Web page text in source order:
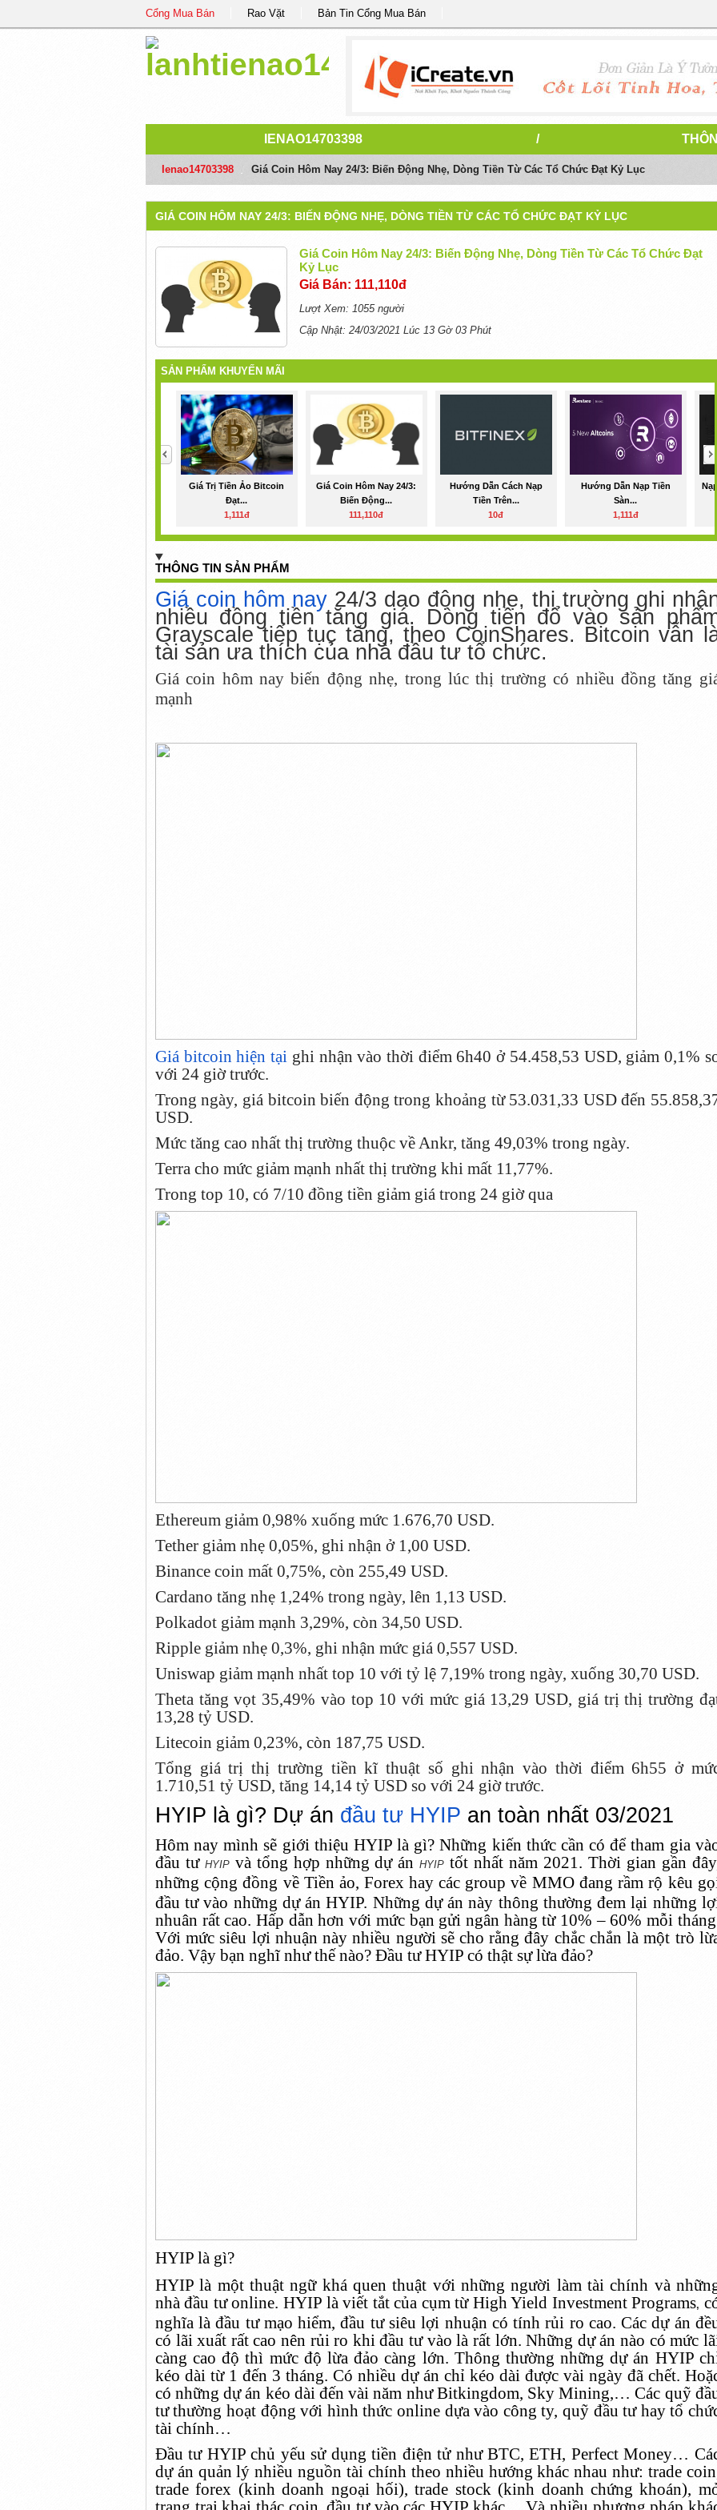
Cổng Mua Bán Rao Vặt Bản Tin Cổng Mua Bán
IENAO14703398 /
Ienao14703398 Giá Coin Hôm Nay 24/3: Biến Động Nhẹ, Dòng Tiền Từ Các Tổ Chức Đạt Kỷ Lục
GIÁ COIN HÔM NAY 24/3: BIẾN ĐỘNG NHẸ, DÒNG TIỀN TỪ CÁC TỔ CHỨC ĐẠT KỶ LỤC
Giá Coin Hôm Nay 24/3: Biến Động Nhẹ, Dòng Tiền Từ Các Tổ Chức Đạt
Kỷ Lục
Giá Bán: 111,110đ
Lượt Xem: 1055 người
Cập Nhật: 24/03/2021 Lúc 13 Gờ 03 Phút
SẢN PHẨM KHUYẾN MÃI
Giá Trị Tiền Ảo Bitcoin
Đạt...
1,111đ
Giá Coin Hôm Nay 24/3:
Biến Động...
111,110đ
Hướng Dẫn Cách Nạp
Tiền Trên...
10đ
Hướng Dẫn Nạp Tiền
Sàn...
1,111đ
THÔNG TIN SẢN PHẨM
Giá coin hôm nay24/3 dao động nhẹ, thị trường ghi
nhiều đồng tiền tăng giá. Dòng tiền đổ vào sản
Grayscale tiếp tục tăng, theo CoinShares. Bitcoin vẫn
tài sản ưa thích của nhà đầu tư tổ chức.
Giá coin hôm nay biến động nhẹ, trong lúc thị trường có nhiều đồng tăng
mạnh
Giá bitcoin hiện tại ghi nhận vào thời điểm 6h40 ở 54.458,53 USD, giảm 0,1%
với 24 giờ trước.
Trong ngày, giá bitcoin biến động trong khoảng từ 53.031,33 USD đến
USD.
Mức tăng cao nhất thị trường thuộc về Ankr, tăng 49,03% trong ngày.
Terra cho mức giảm mạnh nhất thị trường khi mất 11,77%.
Trong top 10, có 7/10 đồng tiền giảm giá trong 24 giờ qua
Ethereum giảm 0,98% xuống mức 1.676,70 USD.
Tether giảm nhẹ 0,05%, ghi nhận ở 1,00 USD.
Binance coin mất 0,75%, còn 255,49 USD.
Cardano tăng nhẹ 1,24% trong ngày, lên 1,13 USD.
Polkadot giảm mạnh 3,29%, còn 34,50 USD.
Ripple giảm nhẹ 0,3%, ghi nhận mức giá 0,557 USD.
Uniswap giảm mạnh nhất top 10 với tỷ lệ 7,19% trong ngày, xuống 30,70 USD.
Theta tăng vọt 35,49% vào top 10 với mức giá 13,29 USD, giá trị thị trường
13,28 tỷ USD.
Litecoin giảm 0,23%, còn 187,75 USD.
Tổng giá trị thị trường tiền kĩ thuật số ghi nhận vào thời điểm 6h55 ở
1.710,51 tỷ USD, tăng 14,14 tỷ USD so với 24 giờ trước.
HYIP là gì? Dự án đầu tư HYIP an toàn nhất 03/2021
Hôm nay mình sẽ giới thiệu HYIP là gì? Những kiến thức cần có để tham gia
đầu tư HYIPvà tổng hợp những dự ánHYIP tốt nhất năm 2021. Thời gian gần
những cộng đồng về Tiền ảo, Forex hay các group về MMO đang rầm rộ kêu
đầu tư vào những dự án HYIP. Những dự án này thông thường đem lại những
nhuân rất cao. Hấp dẫn hơn với mức bạn gửi ngân hàng từ 10% – 60% mỗi
Với mức siêu lợi nhuận này nhiều người sẽ cho rằng đây chắc chắn là một trò
đảo. Vậy bạn nghĩ như thế nào? Đầu tư HYIP có thật sự lừa đảo?
HYIP là gì?
HYIP là một thuật ngữ khá quen thuật với những người làm tài chính và
nhà đầu tư online. HYIP là viết tắt của cụm từ High Yield Investment Programs,
nghĩa là đầu tư mạo hiểm, đầu tư siêu lợi nhuận có tính rủi ro cao. Các dự án
có lãi xuất rất cao nên rủi ro khi đầu tư vào là rất lớn. Những dự án nào có mức
càng cao độ thì mức độ lừa đảo càng lớn. Thông thường những dự án HYIP
kéo dài từ 1 đến 3 tháng. Có nhiều dự án chỉ kéo dài được vài ngày đã chết.
có những dự án kéo dài đến vài năm như Bitkingdom, Sky Mining,… Các quỹ
tư thường hoạt động với hình thức online dựa vào công ty, quỹ đầu tư hay tổ
tài chính…
Đầu tư HYIP chủ yếu sử dụng tiền điện tử như BTC, ETH, Perfect Money…
dự án quản lý nhiều nguồn tài chính theo nhiều hướng khác nhau như: trade
trade forex (kinh doanh ngoại hối), trade stock (kinh doanh chứng khoán),